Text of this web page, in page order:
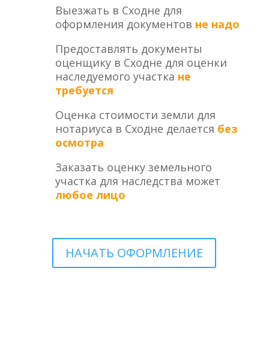
Выезжать в Сходне для
оформления документов не надо
Предоставлять документы
оценщику в Сходне для оценки
наследуемого участка не
требуется
Оценка стоимости земли для
нотариуса в Сходне делается без
осмотра
Заказать оценку земельного
участка для наследства может
любое лицо
НАЧАТЬ ОФОРМЛЕНИЕ